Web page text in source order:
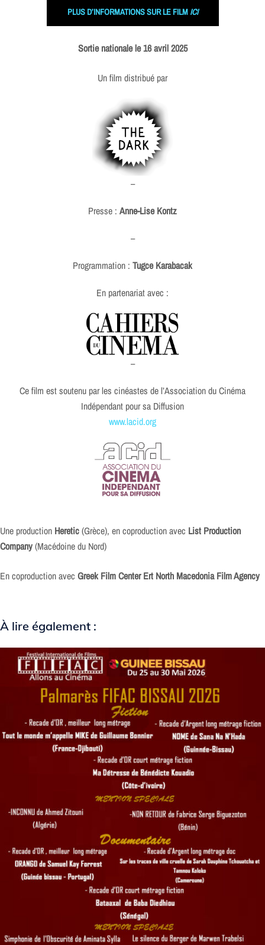
PLUS D’INFORMATIONS SUR LE FILM ICI
Sortie nationale le 16 avril 2025
Un film distribué par
–
Presse : Anne-Lise Kontz
–
Programmation : Tugce Karabacak
En partenariat avec :
–
Ce film est soutenu par les cinéastes de l’Association du Cinéma
Indépendant pour sa Diffusion
www.lacid.org
Une production Heretic(Grèce), en coproduction avec List Production
Company(Macédoine du Nord)
En coproduction avec Greek Film Center Ert North Macedonia Film Agency
À lire également :